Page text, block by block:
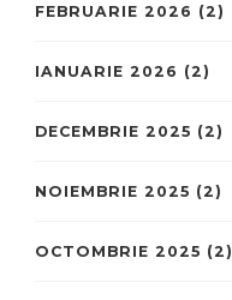
FEBRUARIE 2026 (2)
IANUARIE 2026 (2)
DECEMBRIE 2025 (2)
NOIEMBRIE 2025 (2)
OCTOMBRIE 2025 (2)